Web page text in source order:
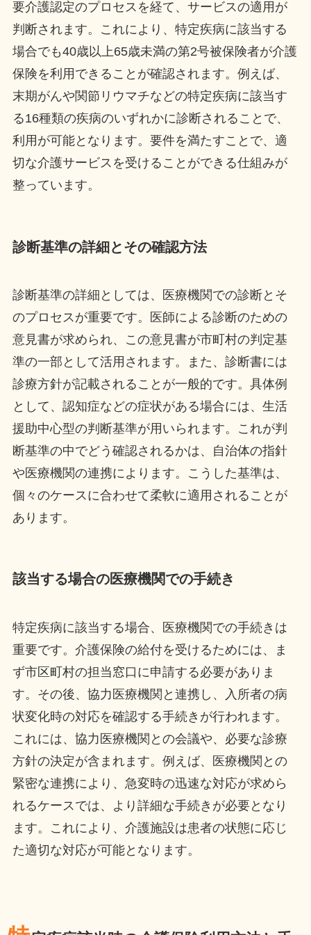
要介護認定のプロセスを経て、サービスの適用が
判断されます。これにより、特定疾病に該当する
場合でも40歳以上65歳未満の第2号被保険者が介護
保険を利用できることが確認されます。例えば、
末期がんや関節リウマチなどの特定疾病に該当す
る16種類の疾病のいずれかに診断されることで、
利用が可能となります。要件を満たすことで、適
切な介護サービスを受けることができる仕組みが
整っています。
診断基準の詳細とその確認方法
診断基準の詳細としては、医療機関での診断とそ
のプロセスが重要です。医師による診断のための
意見書が求められ、この意見書が市町村の判定基
準の一部として活用されます。また、診断書には
診療方針が記載されることが一般的です。具体例
として、認知症などの症状がある場合には、生活
援助中心型の判断基準が用いられます。これが判
断基準の中でどう確認されるかは、自治体の指針
や医療機関の連携によります。こうした基準は、
個々のケースに合わせて柔軟に適用されることが
あります。
該当する場合の医療機関での手続き
特定疾病に該当する場合、医療機関での手続きは
重要です。介護保険の給付を受けるためには、ま
ず市区町村の担当窓口に申請する必要がありま
す。その後、協力医療機関と連携し、入所者の病
状変化時の対応を確認する手続きが行われます。
これには、協力医療機関との会議や、必要な診療
方針の決定が含まれます。例えば、医療機関との
緊密な連携により、急変時の迅速な対応が求めら
れるケースでは、より詳細な手続きが必要となり
ます。これにより、介護施設は患者の状態に応じ
た適切な対応が可能となります。